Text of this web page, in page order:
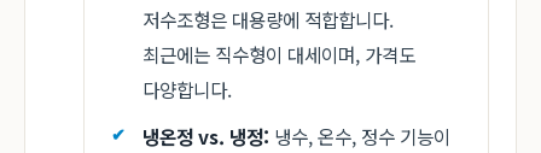
저수조형은 대용량에 적합합니다.
최근에는 직수형이 대세이며, 가격도
다양합니다.
냉온정 vs. 냉정: 냉수, 온수, 정수 기능이